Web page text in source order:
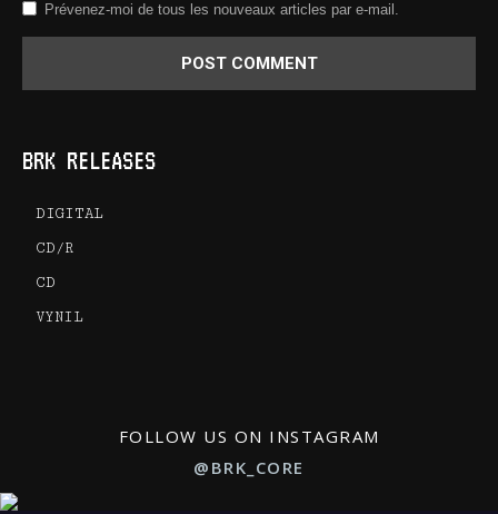
Prévenez-moi de tous les nouveaux articles par e-mail.
BRK RELEASES
DIGITAL
CD/R
CD
VYNIL
FOLLOW US ON INSTAGRAM
@BRK_CORE